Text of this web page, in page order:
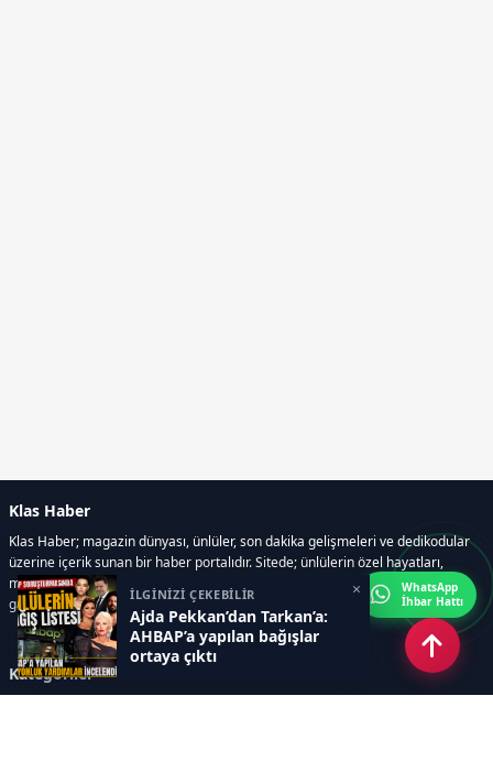
İLGİNİZİ ÇEKEBİLİR
Ajda Pekkan’dan Tarkan’a:
AHBAP’a yapılan bağışlar
ortaya çıktı
×
Klas Haber
Klas Haber; magazin dünyası, ünlüler, son dakika gelişmeleri ve dedikodular
üzerine içerik sunan bir haber portalıdır. Sitede; ünlülerin özel hayatları,
magazin gündemi, röportajlar, fotoğraf ve video galerileri, resmi ilanlar, e-
gazete gibi geniş bir içerik yelpazesi bulunur.
Kategoriler
WhatsApp
İhbar Hattı